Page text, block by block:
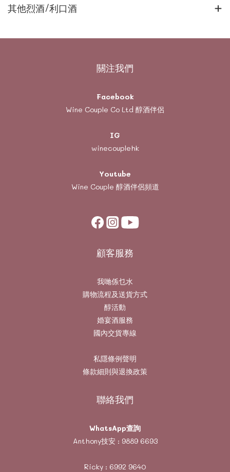
其他烈酒/利口酒
關注我們
Facebook
Wine Couple Co Ltd 醇酒伴侶
IG
winecouplehk
Youtube
Wine Couple 醇酒伴侶頻道
顧客服務
我哋係乜水
購物流程及送貨方式
醇活動
婚宴酒服務
國內交貨專線
私隱條例聲明
條款細則與退換政策
聯絡我們
WhatsApp查詢
Anthony技安 : 9889 6693
Ricky : 6992 9640